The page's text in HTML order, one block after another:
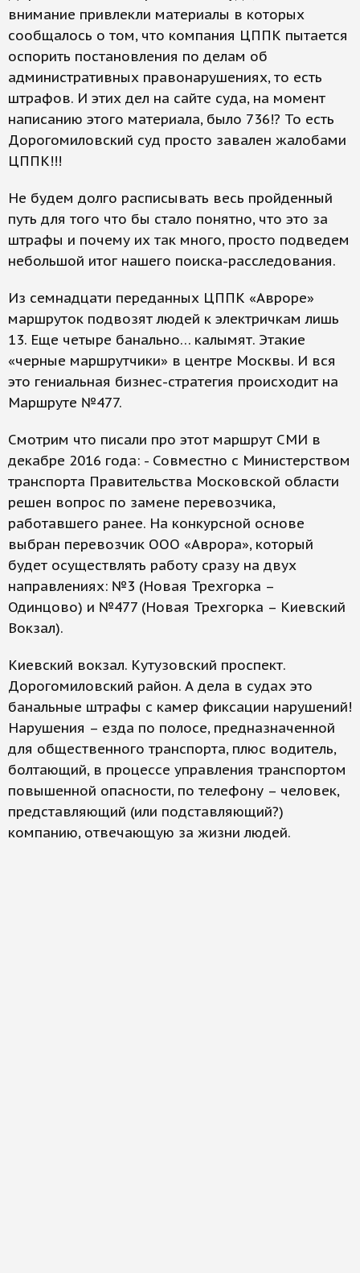
внимание привлекли материалы в которых
сообщалось о том, что компания ЦППК пытается
оспорить постановления по делам об
административных правонарушениях, то есть
штрафов. И этих дел на сайте суда, на момент
написанию этого материала, было 736!? То есть
Дорогомиловский суд просто завален жалобами
ЦППК!!!
Не будем долго расписывать весь пройденный
путь для того что бы стало понятно, что это за
штрафы и почему их так много, просто подведем
небольшой итог нашего поиска-расследования.
Из семнадцати переданных ЦППК «Авроре»
маршруток подвозят людей к электричкам лишь
13. Еще четыре банально… калымят. Этакие
«черные маршрутчики» в центре Москвы. И вся
это гениальная бизнес-стратегия происходит на
Маршруте №477.
Смотрим что писали про этот маршрут СМИ в
декабре 2016 года: - Совместно с Министерством
транспорта Правительства Московской области
решен вопрос по замене перевозчика,
работавшего ранее. На конкурсной основе
выбран перевозчик ООО «Аврора», который
будет осуществлять работу сразу на двух
направлениях: №3 (Новая Трехгорка –
Одинцово) и №477 (Новая Трехгорка – Киевский
Вокзал).
Киевский вокзал. Кутузовский проспект.
Дорогомиловский район. А дела в судах это
банальные штрафы с камер фиксации нарушений!
Нарушения – езда по полосе, предназначенной
для общественного транспорта, плюс водитель,
болтающий, в процессе управления транспортом
повышенной опасности, по телефону – человек,
представляющий (или подставляющий?)
компанию, отвечающую за жизни людей.